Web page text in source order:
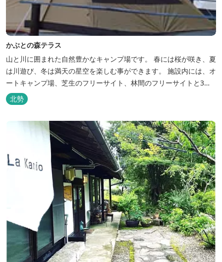
かぶとの森テラス
山と川に囲まれた自然豊かなキャンプ場です。 春には桜が咲き、夏
は川遊び、冬は満天の星空を楽しむ事ができます。 施設内には、オ
ートキャンプ場、芝生のフリーサイト、林間のフリーサイトと3種
類のキャンプ場があり、豊かな自然の中でのんびりとキャンプを楽
しむ事ができます。 テント泊が苦手な方や、小さなお子様連れの方
はコテージがおススメ。 大小合わせて6棟のコテージがあります。
キャン...
北勢